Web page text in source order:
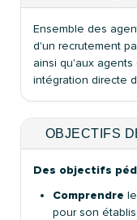
Ensemble des
d'un recrutement
ainsi qu'aux
intégration directe
OBJECTIFS
Des objectifs
Comprendre
pour son